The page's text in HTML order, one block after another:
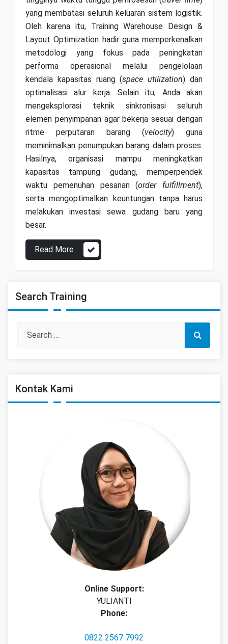
yang membatasi seluruh keluaran sistem logistik.
Oleh karena itu, Training Warehouse Design &
Layout Optimization hadir guna memperkenalkan
metodologi yang fokus pada peningkatan
performa operasional melalui pengelolaan
kendala kapasitas ruang (space utilization) dan
optimalisasi alur kerja. Selain itu, Anda akan
mengeksplorasi teknik sinkronisasi seluruh
elemen penyimpanan agar bekerja sesuai dengan
ritme perputaran barang (velocity) guna
meminimalkan penumpukan barang dalam proses.
Hasilnya, organisasi mampu meningkatkan
kapasitas tampung gudang, memperpendek
waktu pemenuhan pesanan (order fulfillment),
serta mengoptimalkan keuntungan tanpa harus
melakukan investasi sewa gudang baru yang
besar.
Read More
Search Training
Kontak Kami
Online Support:
YULIANTI
Phone:
0822 2567 7992